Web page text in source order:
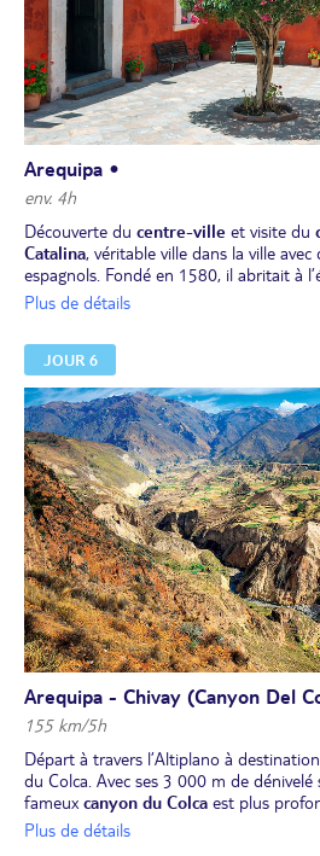
Arequipa •
env. 4h
Découverte du centre-ville et visite du
Catalina, véritable ville dans la ville
espagnols. Fondé en 1580, il abritait à
dominicaines. Visite de la "ville
architecture particulière avec des pierres
beauté et en fait un vrai bijou du 17ème
rencontre avec "Juanita", la momie de
Déjeuner.
Après-midi libre pour flâner dans la
Nuit à l'hôtel.
Plus de détails
JOUR 6
Arequipa - Chivay (canyon Del
155 km/5h
Départ à travers l’Altiplano à
du Colca. Avec ses 3 000 m de
fameux canyon du Colca est plus
En cours de route, vous pourrez voir des
Plus de détails